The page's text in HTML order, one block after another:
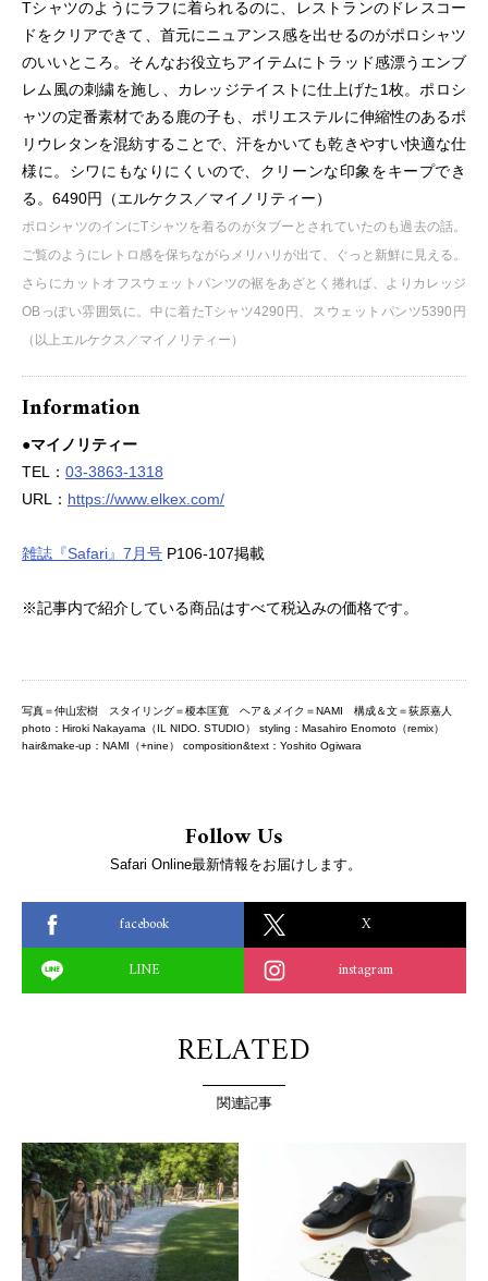
Tシャツのようにラフに着られるのに、レストランのドレスコー
ドをクリアできて、首元にニュアンス感を出せるのがポロシャツ
のいいところ。そんなお役立ちアイテムにトラッド感漂うエンブ
レム風の刺繍を施し、カレッジテイストに仕上げた1枚。ポロシ
ャツの定番素材である鹿の子も、ポリエステルに伸縮性のあるポ
リウレタンを混紡することで、汗をかいても乾きやすい快適な仕
様に。シワにもなりにくいので、クリーンな印象をキープでき
る。6490円（エルケクス／マイノリティー）
ポロシャツのインにTシャツを着るのがタブーとされていたのも過去の話。
ご覧のようにレトロ感を保ちながらメリハリが出て、ぐっと新鮮に見える。
さらにカットオフスウェットパンツの裾をあざとく捲れば、よりカレッジ
OBっぽい雰囲気に。中に着たTシャツ4290円、スウェットパンツ5390円
（以上エルケクス／マイノリティー）
Information
●マイノリティー
TEL： 03-3863-1318
URL： https://www.elkex.com/
雑誌『Safari』7月号 P106-107掲載
※記事内で紹介している商品はすべて税込みの価格です。
写真＝仲山宏樹 スタイリング＝榎本匡寛 ヘア＆メイク＝NAMI 構成＆文＝荻原嘉人
photo：Hiroki Nakayama（IL NIDO. STUDIO） styling：Masahiro Enomoto（remix）
hair&make-up：NAMI（+nine） composition&text：Yoshito Ogiwara
Follow Us
Safari Online最新情報をお届けします。
facebook
X
LINE
instagram
RELATED
関連記事